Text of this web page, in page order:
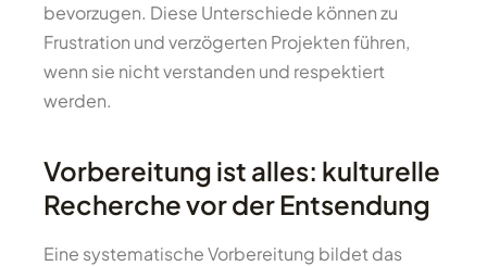
bevorzugen. Diese Unterschiede können zu
Frustration und verzögerten Projekten führen,
wenn sie nicht verstanden und respektiert
werden.
Vorbereitung ist alles: kulturelle
Recherche vor der Entsendung
Eine systematische Vorbereitung bildet das